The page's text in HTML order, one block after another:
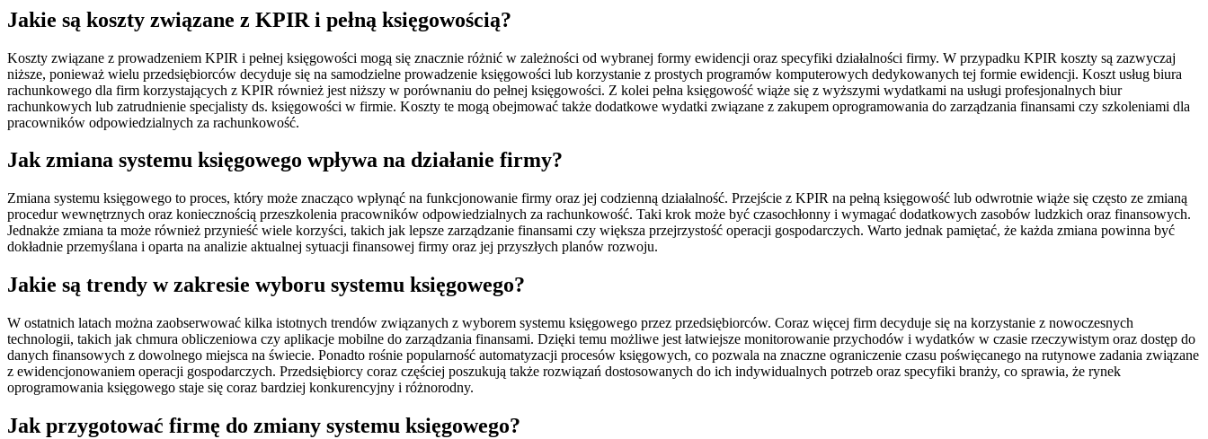
Jakie są koszty związane z KPIR i pełną księgowością?
Koszty związane z prowadzeniem KPIR i pełnej księgowości mogą się znacznie różnić w zależności od wybranej formy ewidencji oraz specyfiki działalności firmy. W przypadku KPIR koszty są zazwyczaj
niższe, ponieważ wielu przedsiębiorców decyduje się na samodzielne prowadzenie księgowości lub korzystanie z prostych programów komputerowych dedykowanych tej formie ewidencji. Koszt usług biura
rachunkowego dla firm korzystających z KPIR również jest niższy w porównaniu do pełnej księgowości. Z kolei pełna księgowość wiąże się z wyższymi wydatkami na usługi profesjonalnych biur
rachunkowych lub zatrudnienie specjalisty ds. księgowości w firmie. Koszty te mogą obejmować także dodatkowe wydatki związane z zakupem oprogramowania do zarządzania finansami czy szkoleniami dla
pracowników odpowiedzialnych za rachunkowość.
Jak zmiana systemu księgowego wpływa na działanie firmy?
Zmiana systemu księgowego to proces, który może znacząco wpłynąć na funkcjonowanie firmy oraz jej codzienną działalność. Przejście z KPIR na pełną księgowość lub odwrotnie wiąże się często ze zmianą
procedur wewnętrznych oraz koniecznością przeszkolenia pracowników odpowiedzialnych za rachunkowość. Taki krok może być czasochłonny i wymagać dodatkowych zasobów ludzkich oraz finansowych.
Jednakże zmiana ta może również przynieść wiele korzyści, takich jak lepsze zarządzanie finansami czy większa przejrzystość operacji gospodarczych. Warto jednak pamiętać, że każda zmiana powinna być
dokładnie przemyślana i oparta na analizie aktualnej sytuacji finansowej firmy oraz jej przyszłych planów rozwoju.
Jakie są trendy w zakresie wyboru systemu księgowego?
W ostatnich latach można zaobserwować kilka istotnych trendów związanych z wyborem systemu księgowego przez przedsiębiorców. Coraz więcej firm decyduje się na korzystanie z nowoczesnych
technologii, takich jak chmura obliczeniowa czy aplikacje mobilne do zarządzania finansami. Dzięki temu możliwe jest łatwiejsze monitorowanie przychodów i wydatków w czasie rzeczywistym oraz dostęp do
danych finansowych z dowolnego miejsca na świecie. Ponadto rośnie popularność automatyzacji procesów księgowych, co pozwala na znaczne ograniczenie czasu poświęcanego na rutynowe zadania związane
z ewidencjonowaniem operacji gospodarczych. Przedsiębiorcy coraz częściej poszukują także rozwiązań dostosowanych do ich indywidualnych potrzeb oraz specyfiki branży, co sprawia, że rynek
oprogramowania księgowego staje się coraz bardziej konkurencyjny i różnorodny.
Jak przygotować firmę do zmiany systemu księgowego?